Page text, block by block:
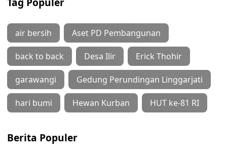
air bersih Aset PD Pembangunan
back to back Desa Ilir Erick Thohir
garawangi Gedung Perundingan Linggarjati
hari bumi Hewan Kurban HUT ke-81 RI
Berita Populer